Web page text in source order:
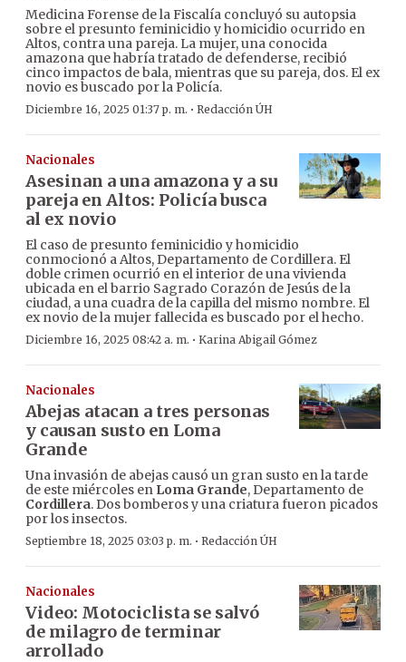
Medicina Forense de la Fiscalía concluyó su autopsia
sobre el presunto feminicidio y homicidio ocurrido en
Altos, contra una pareja. La mujer, una conocida
amazona que habría tratado de defenderse, recibió
cinco impactos de bala, mientras que su pareja, dos. El ex
novio es buscado por la Policía.
Diciembre 16, 2025 01:37 p. m. · Redacción ÚH
Nacionales
Asesinan a una amazona y a su
pareja en Altos: Policía busca
al ex novio
El caso de presunto feminicidio y homicidio
conmocionó a Altos, Departamento de Cordillera. El
doble crimen ocurrió en el interior de una vivienda
ubicada en el barrio Sagrado Corazón de Jesús de la
ciudad, a una cuadra de la capilla del mismo nombre. El
ex novio de la mujer fallecida es buscado por el hecho.
Diciembre 16, 2025 08:42 a. m. · Karina Abigail Gómez
Nacionales
Abejas atacan a tres personas
y causan susto en Loma
Grande
Una invasión de abejas causó un gran susto en la tarde
de este miércoles en Loma Grande, Departamento de
Cordillera. Dos bomberos y una criatura fueron picados
por los insectos.
Septiembre 18, 2025 03:03 p. m. · Redacción ÚH
Nacionales
Video: Motociclista se salvó
de milagro de terminar
arrollado